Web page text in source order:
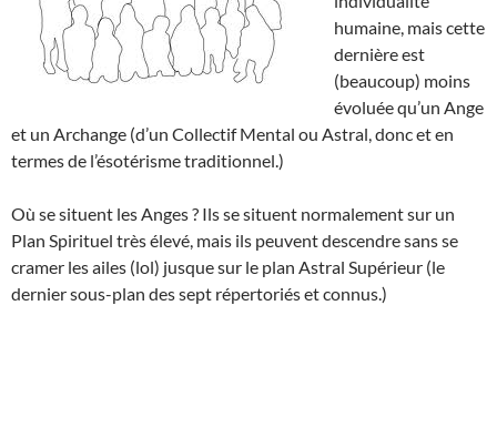
humaine, mais cette
dernière est
(beaucoup) moins
évoluée qu’un Ange
et un Archange (d’un Collectif Mental ou Astral, donc et en
termes de l’ésotérisme traditionnel.)
Où se situent les Anges ? Ils se situent normalement sur un
Plan Spirituel très élevé, mais ils peuvent descendre sans se
cramer les ailes (lol) jusque sur le plan Astral Supérieur (le
dernier sous-plan des sept répertoriés et connus.)